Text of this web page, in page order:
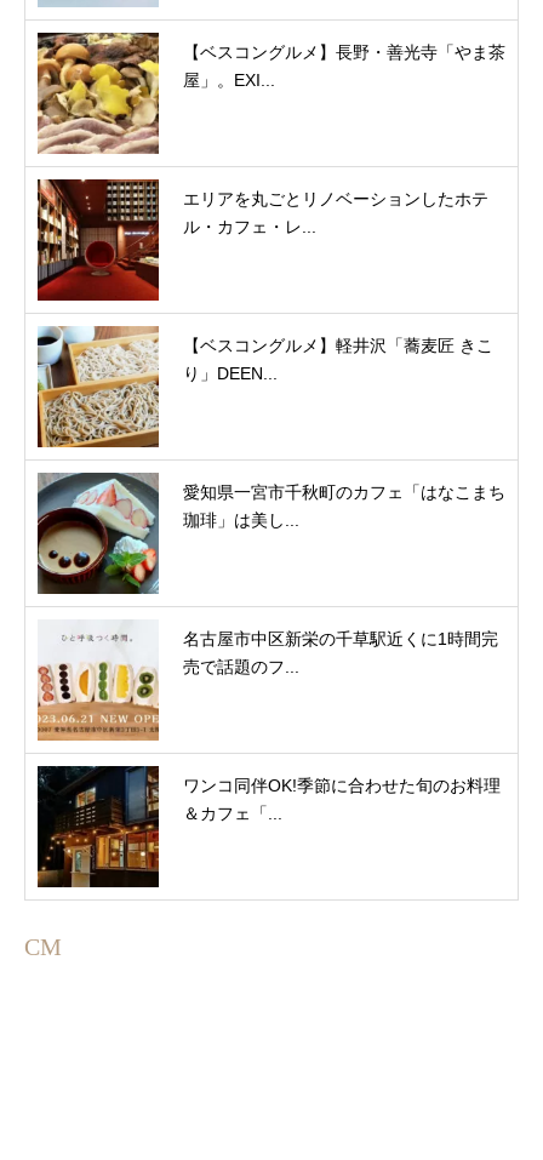
【ベスコングルメ】長野・善光寺「やま茶
屋」。EXI...
エリアを丸ごとリノベーションしたホテ
ル・カフェ・レ...
【ベスコングルメ】軽井沢「蕎麦匠 きこ
り」DEEN...
愛知県一宮市千秋町のカフェ「はなこまち
珈琲」は美し...
名古屋市中区新栄の千草駅近くに1時間完
売で話題のフ...
ワンコ同伴OK!季節に合わせた旬のお料理
＆カフェ「...
CM